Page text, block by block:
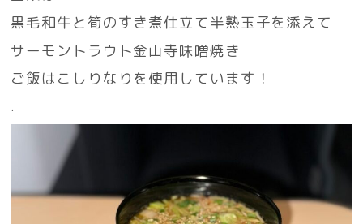
黒毛和牛と筍のすき煮仕立て半熟玉子を添えて
サーモントラウト金山寺味噌焼き
ご飯はこしりなりを使用しています！
.